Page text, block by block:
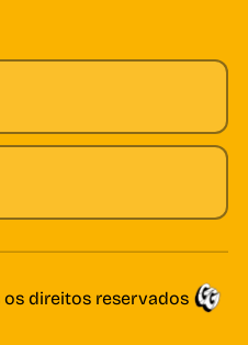
direitos reservados